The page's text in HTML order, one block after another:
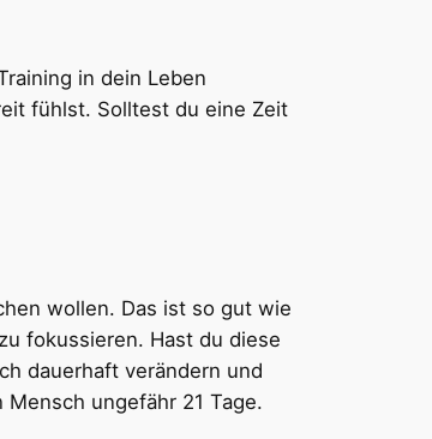
in dein Leben
fühlst. Solltest du eine Zeit
wollen. Das ist so gut wie
fokussieren. Hast du diese
dauerhaft verändern und
ungefähr 21 Tage.